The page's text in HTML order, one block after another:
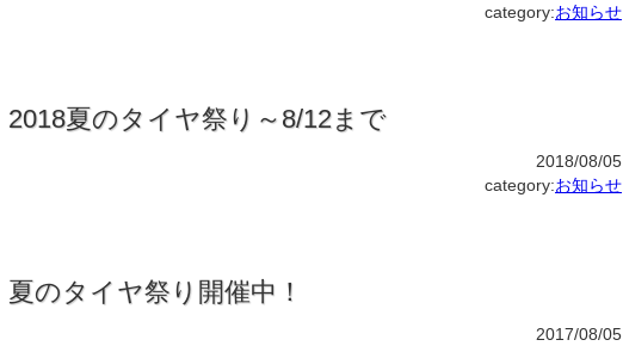
category:お知らせ
2018夏のタイヤ祭り～8/12まで
2018/08/05
category:お知らせ
夏のタイヤ祭り開催中！
2017/08/05